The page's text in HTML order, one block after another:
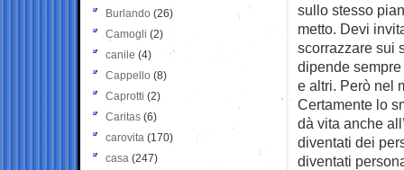
sullo stesso
metto. Devi
scorrazzare sui
dipende
e altri. Però nel
Certamente lo
dà vita anche
diventati dei
diventati
Burlando (26)
Camogli (2)
canile (4)
Cappello (8)
Caprotti (2)
Caritas (6)
carovita (170)
casa (247)